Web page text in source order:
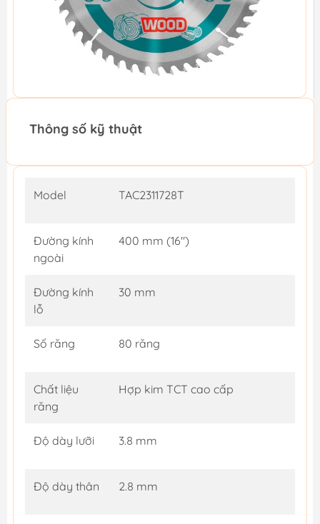
Thông số kỹ thuật
Model TAC2311728T
Đường kính
ngoài
400 mm (16")
Đường kính
lỗ
30 mm
Số răng 80 răng
Chất liệu
răng
Hợp kim TCT cao cấp
Độ dày lưỡi 3.8 mm
Độ dày thân 2.8 mm